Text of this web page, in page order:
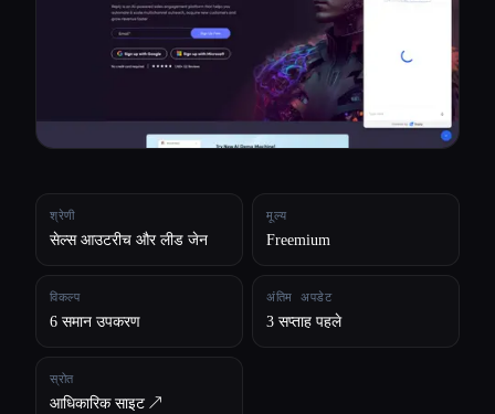
श्रेणी
सेल्स आउटरीच और लीड जेन
मूल्य
Freemium
विकल्प
6 समान उपकरण
अंतिम अपडेट
3 सप्ताह पहले
स्रोत
आधिकारिक साइट ↗︎